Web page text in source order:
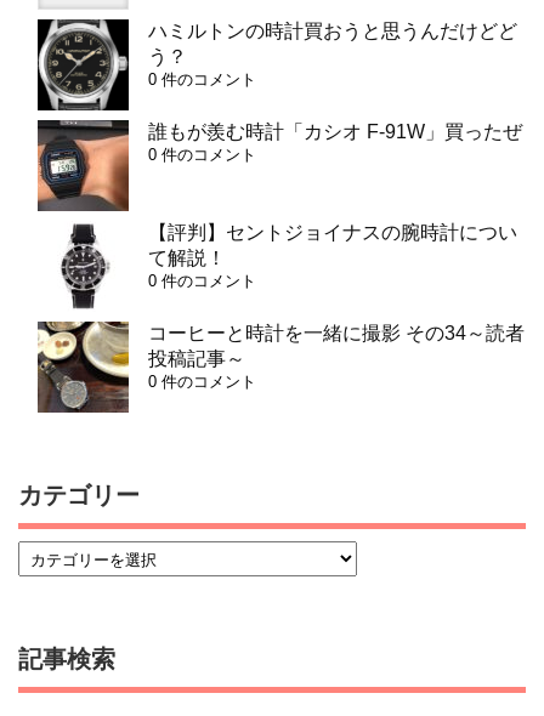
ハミルトンの時計買おうと思うんだけどど
う？
0 件のコメント
誰もが羨む時計「カシオ F-91W」買ったぜ
0 件のコメント
【評判】セントジョイナスの腕時計につい
て解説！
0 件のコメント
コーヒーと時計を一緒に撮影 その34～読者
投稿記事～
0 件のコメント
カテゴリー
記事検索